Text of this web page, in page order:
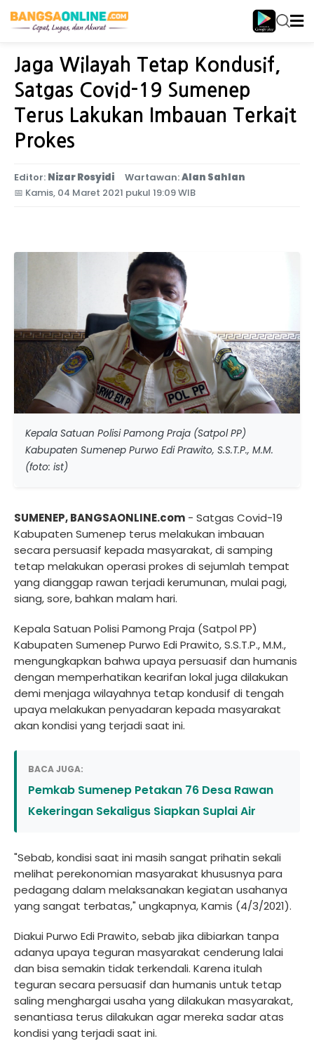
Home Jawa Timur
Jaga Wilayah Tetap Kondusif,
Satgas Covid-19 Sumenep
Terus Lakukan Imbauan Terkait
Prokes
Editor: Nizar Rosyidi Wartawan:Alan Sahlan
📅 Kamis, 04 Maret 2021 pukul 19:09 WIB
Kepala Satuan Polisi Pamong Praja (Satpol PP)
Kabupaten Sumenep Purwo Edi Prawito, S.S.T.P., M.M.
(foto: ist)
SUMENEP, BANGSAONLINE.com - Satgas Covid-19
Kabupaten Sumenep terus melakukan imbauan
secara persuasif kepada masyarakat, di samping
tetap melakukan operasi prokes di sejumlah tempat
yang dianggap rawan terjadi kerumunan, mulai pagi,
siang, sore, bahkan malam hari.
Kepala Satuan Polisi Pamong Praja (Satpol PP)
Kabupaten Sumenep Purwo Edi Prawito, S.S.T.P., M.M.,
mengungkapkan bahwa upaya persuasif dan humanis
dengan memperhatikan kearifan lokal juga dilakukan
demi menjaga wilayahnya tetap kondusif di tengah
upaya melakukan penyadaran kepada masyarakat
akan kondisi yang terjadi saat ini.
BACA JUGA:
Pemkab Sumenep Petakan 76 Desa Rawan
Kekeringan Sekaligus Siapkan Suplai Air
"Sebab, kondisi saat ini masih sangat prihatin sekali
melihat perekonomian masyarakat khususnya para
pedagang dalam melaksanakan kegiatan usahanya
yang sangat terbatas," ungkapnya, Kamis (4/3/2021).
Diakui Purwo Edi Prawito, sebab jika dibiarkan tanpa
adanya upaya teguran masyarakat cenderung lalai
dan bisa semakin tidak terkendali. Karena itulah
teguran secara persuasif dan humanis untuk tetap
saling menghargai usaha yang dilakukan masyarakat,
senantiasa terus dilakukan agar mereka sadar atas
kondisi yang terjadi saat ini.